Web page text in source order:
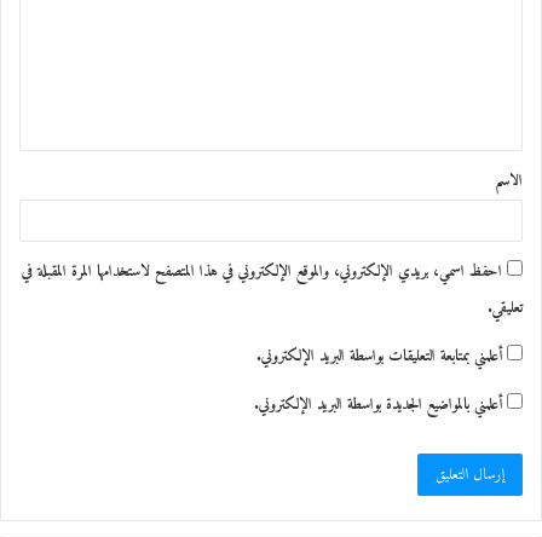
ق
*
الاسم
احفظ اسمي، بريدي الإلكتروني، والموقع الإلكتروني في هذا المتصفح لاستخدامها المرة المقبلة في
تعليقي.
أعلمني بمتابعة التعليقات بواسطة البريد الإلكتروني.
أعلمني بالمواضيع الجديدة بواسطة البريد الإلكتروني.